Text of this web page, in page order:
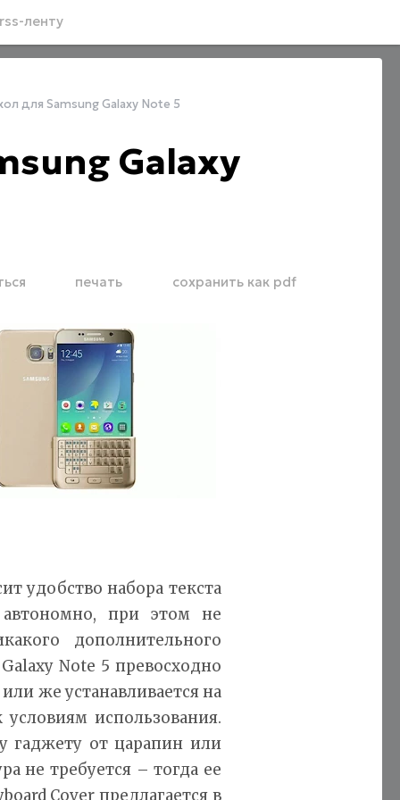
ленту
для Samsung Galaxy Note 5
Galaxy
печать сохранить как pdf
удобство набора текста
автономно, при этом не
дополнительного
Note 5 превосходно
же устанавливается на
условиям использования.
гаджету от царапин или
не требуется – тогда ее
Cover предлагается в